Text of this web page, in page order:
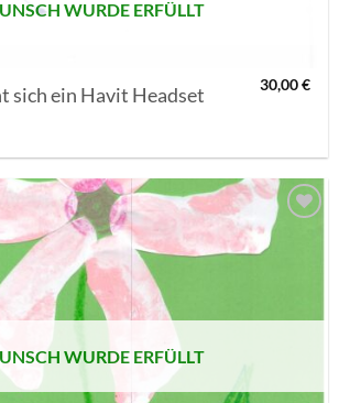
WURDE ERFÜLLT
sich ein Havit Headset 30,00€
AUF MEINE
MERKLISTE
WURDE ERFÜLLT